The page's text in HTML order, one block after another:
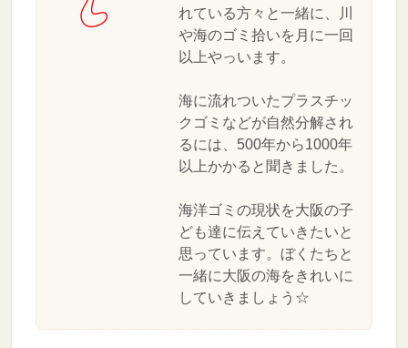
れている方々と一緒に、川
や海のゴミ拾いを月に一回
以上やっいます。
海に流れついたプラスチッ
クゴミなどが自然分解され
るには、500年から1000年
以上かかると聞きました。
海洋ゴミの現状を大阪の子
ども達に伝えていきたいと
思っています。ぼくたちと
一緒に大阪の海をきれいに
していきましょう☆